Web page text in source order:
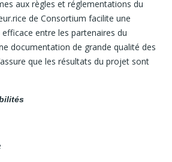
aux règles et réglementations du
de Consortium facilite une
entre les partenaires du
documentation de grande qualité des
que les résultats du projet sont